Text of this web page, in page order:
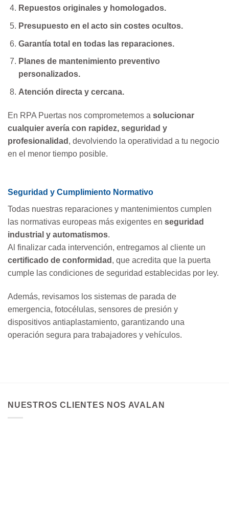
Repuestos originales y homologados.
Presupuesto en el acto sin costes ocultos.
Garantía total en todas las reparaciones.
Planes de mantenimiento preventivo
personalizados.
Atención directa y cercana.
En RPA Puertas nos comprometemos a solucionar
cualquier avería con rapidez, seguridad y
profesionalidad , devolviendo la operatividad a tu negocio
en el menor tiempo posible.
Seguridad y Cumplimiento Normativo
Todas nuestras reparaciones y mantenimientos cumplen
las normativas europeas más exigentes en seguridad
industrial y automatismos.
Al finalizar cada intervención, entregamos al cliente un
certificado de conformidad , que acredita que la puerta
cumple las condiciones de seguridad establecidas por ley.
Además, revisamos los sistemas de parada de
emergencia, fotocélulas, sensores de presión y
dispositivos antiaplastamiento, garantizando una
operación segura para trabajadores y vehículos.
NUESTROS CLIENTES NOS AVALAN